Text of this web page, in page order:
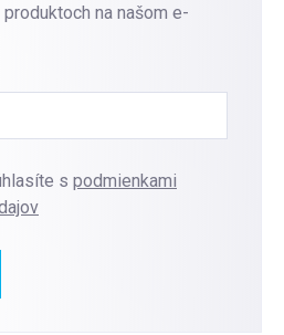
na našom e-
s podmienkami